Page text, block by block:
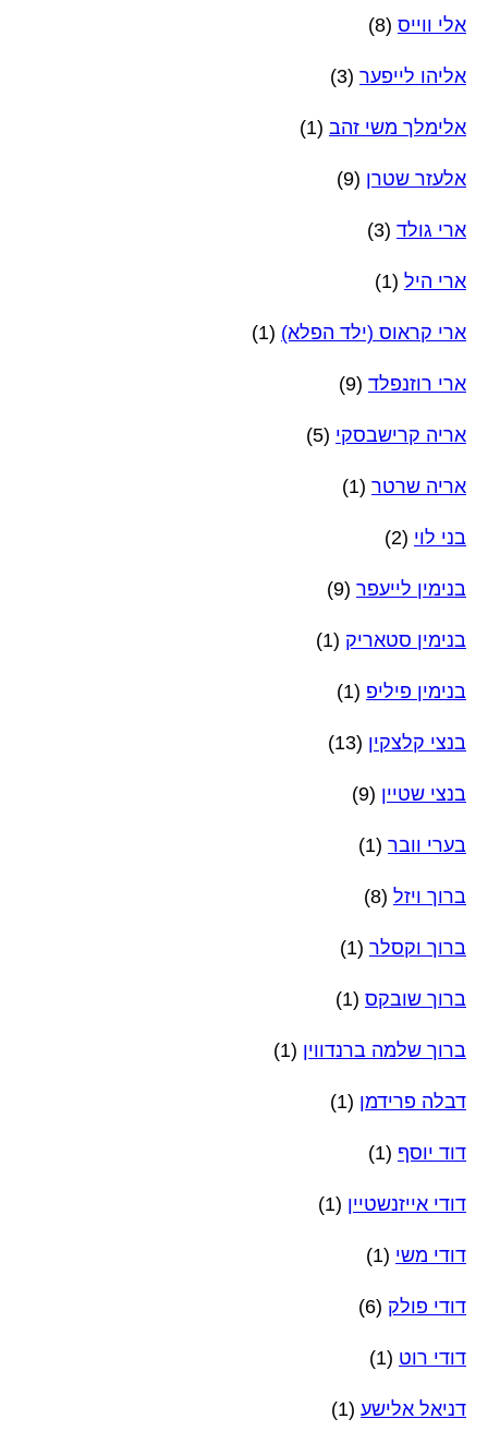
אלי ווייס (8)
אליהו לייפער (3)
אלימלך משי זהב (1)
אלעזר שטרן (9)
ארי גולד (3)
ארי היל (1)
ארי קראוס (ילד הפלא) (1)
ארי רוזנפלד (9)
אריה קרישבסקי (5)
אריה שרטר (1)
בני לוי (2)
בנימין לייעפר (9)
בנימין סטאריק (1)
בנימין פיליפ (1)
בנצי קלצקין (13)
בנצי שטיין (9)
בערי וובר (1)
ברוך ויזל (8)
ברוך וקסלר (1)
ברוך שובקס (1)
ברוך שלמה ברנדווין (1)
דבלה פרידמן (1)
דוד יוסף (1)
דודי אייזנשטיין (1)
דודי משי (1)
דודי פולק (6)
דודי רוט (1)
דניאל אלישע (1)